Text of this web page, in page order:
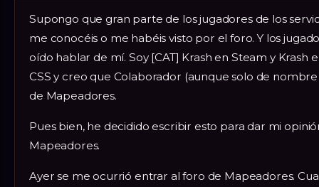
Supongo que gran parte de los jugadores de los
me conocéis o me habéis visto por el foro. Y los
oído hablar de mí. Soy [CAT] Krash en Steam y Krash
CSS y creo que Colaborador (aunque solo de
de Mapeadores.
Pues bien, he decidido escribir esto para dar mi
Mapeadores.
Ayer se me ocurrió entrar al foro de Mapeadores.